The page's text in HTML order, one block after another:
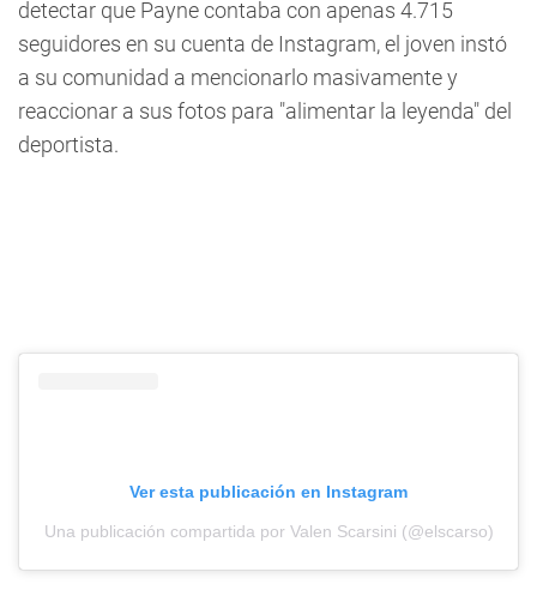
detectar que Payne contaba con apenas 4.715
seguidores en su cuenta de Instagram, el joven instó
a su comunidad a mencionarlo masivamente y
reaccionar a sus fotos para "alimentar la leyenda" del
deportista.
Ver esta publicación en Instagram
Una publicación compartida por Valen Scarsini (@elscarso)